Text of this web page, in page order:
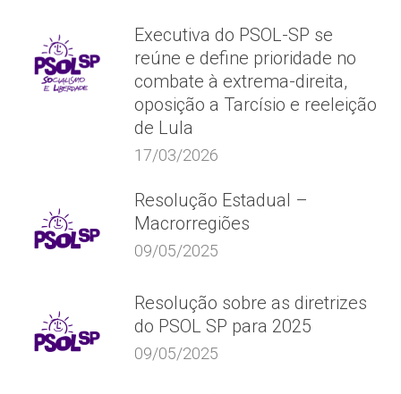
Executiva do PSOL-SP se
reúne e define prioridade no
combate à extrema-direita,
oposição a Tarcísio e reeleição
de Lula
17/03/2026
Resolução Estadual –
Macrorregiões
09/05/2025
Resolução sobre as diretrizes
do PSOL SP para 2025
09/05/2025